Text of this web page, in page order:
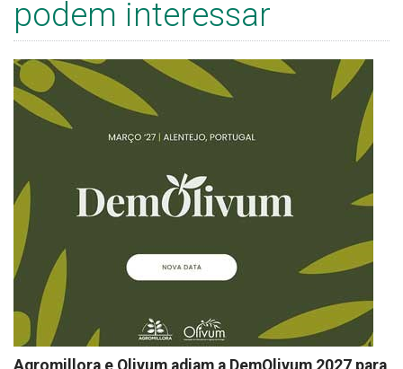
podem interessar
Agromillora e Olivum adiam a DemOlivum 2027 para